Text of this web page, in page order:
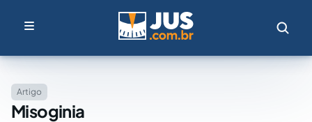
Artigo
Misoginia